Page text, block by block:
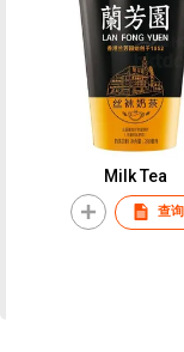
Milk Tea
查询